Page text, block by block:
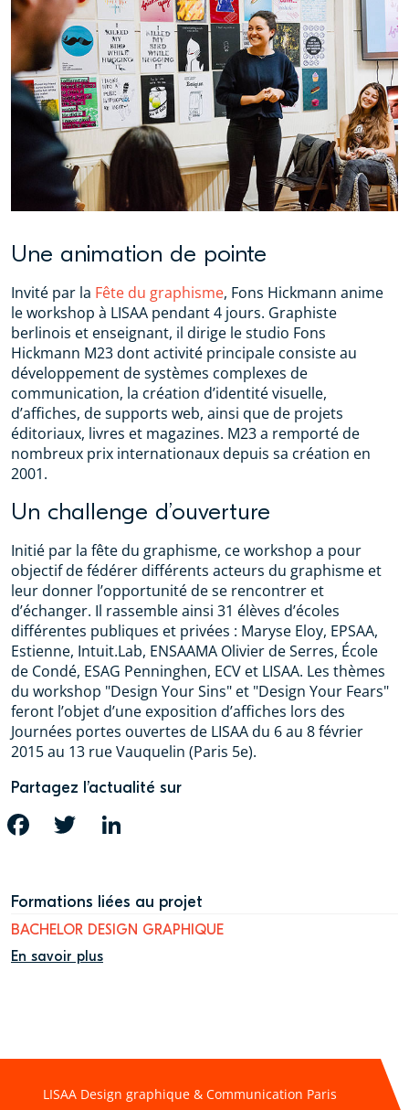
Une animation de pointe
Invité par la Fête du graphisme, Fons Hickmann anime
le workshop à LISAA pendant 4 jours. Graphiste
berlinois et enseignant, il dirige le studio Fons
Hickmann M23 dont activité principale consiste au
développement de systèmes complexes de
communication, la création d’identité visuelle,
d’affiches, de supports web, ainsi que de projets
éditoriaux, livres et magazines. M23 a remporté de
nombreux prix internationaux depuis sa création en
2001.
Un challenge d’ouverture
Initié par la fête du graphisme, ce workshop a pour
objectif de fédérer différents acteurs du graphisme et
leur donner l’opportunité de se rencontrer et
d’échanger. Il rassemble ainsi 31 élèves d’écoles
différentes publiques et privées : Maryse Eloy, EPSAA,
Estienne, Intuit.Lab, ENSAAMA Olivier de Serres, École
de Condé, ESAG Penninghen, ECV et LISAA. Les thèmes
du workshop "Design Your Sins" et "Design Your Fears"
feront l’objet d’une exposition d’affiches lors des
Journées portes ouvertes de LISAA du 6 au 8 février
2015 au 13 rue Vauquelin (Paris 5e).
Partagez l’actualité sur
FACEBOOK TWITTER
Formations liées au projet
BACHELOR DESIGN GRAPHIQUE
En savoir plus
LISAA Design graphique & Communication Paris